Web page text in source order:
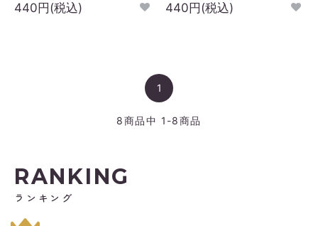
440円(税込)
440円(税込)
1
8商品中 1-8商品
RANKING
ランキング